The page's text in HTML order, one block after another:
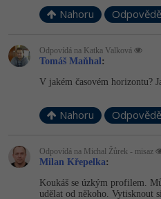
Nahoru
Odpovídá na Katka Valková
Tomáš Maňhal:
V jakém časovém horizontu?
Nahoru
Odpovídá na Michal Žůrek - misaz
Milan Křepelka:
Koukáš se úzkým profilem.
udělat od někoho. Vytisknout